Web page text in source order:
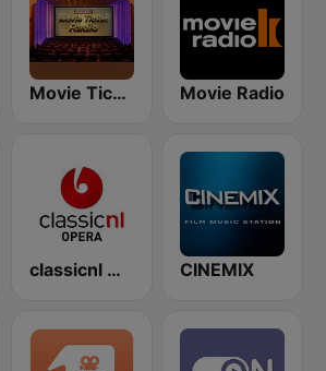
Movie Ticket Radio Movie Radio
classicnl Opera CINEMIX